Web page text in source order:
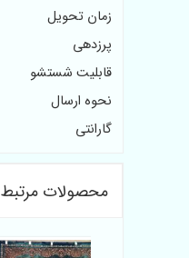
زمان تحویل
پرزدهی
قابلیت شستشو
نحوه ارسال
گارانتی
محصولات مرتبط